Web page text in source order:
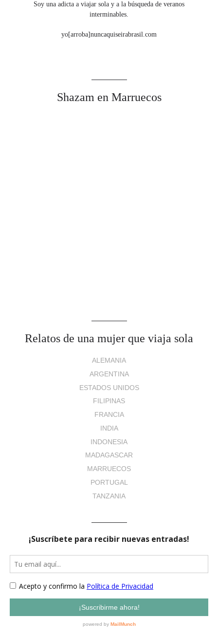
Soy una adicta a viajar sola y a la búsqueda de veranos
interminables.
yo[arroba]nuncaquiseirabrasil.com
Shazam en Marruecos
Relatos de una mujer que viaja sola
ALEMANIA
ARGENTINA
ESTADOS UNIDOS
FILIPINAS
FRANCIA
INDIA
INDONESIA
MADAGASCAR
MARRUECOS
PORTUGAL
TANZANIA